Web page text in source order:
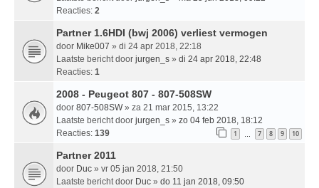
Reacties: 2
Partner 1.6HDI (bwj 2006) verliest vermogen
door Mike007 » di 24 apr 2018, 22:18
Laatste bericht door jurgen_s » di 24 apr 2018, 22:48
Reacties: 1
2008 - Peugeot 807 - 807-508SW
door 807-508SW» za 21 mar 2015, 13:22
Laatste bericht door jurgen_s » zo 04 feb 2018, 18:12
Reacties: 139 1 … 7 8 9 10
Partner 2011
door Duc » vr 05 jan 2018, 21:50
Laatste bericht door Duc » do 11 jan 2018, 09:50